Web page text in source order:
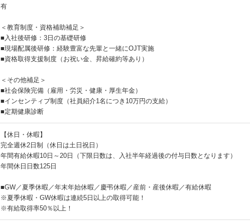
有
＜教育制度・資格補助補足＞
■入社後研修：3日の基礎研修
■現場配属後研修：経験豊富な先輩と一緒にOJT実施
■資格取得支援制度（お祝い金、昇給確約等あり）
＜その他補足＞
■社会保険完備（雇用・労災・健康・厚生年金）
■インセンティブ制度（社員紹介1名につき10万円の支給）
■定期健康診断
【休日・休暇】
完全週休2日制（休日は土日祝日）
年間有給休暇10日～20日（下限日数は、入社半年経過後の付与日数となります）
年間休日日数125日
■GW／夏季休暇／年末年始休暇／慶弔休暇／産前・産後休暇／有給休暇
※夏季休暇・GW休暇は連続5日以上の取得可能！
※有給取得率50％以上！